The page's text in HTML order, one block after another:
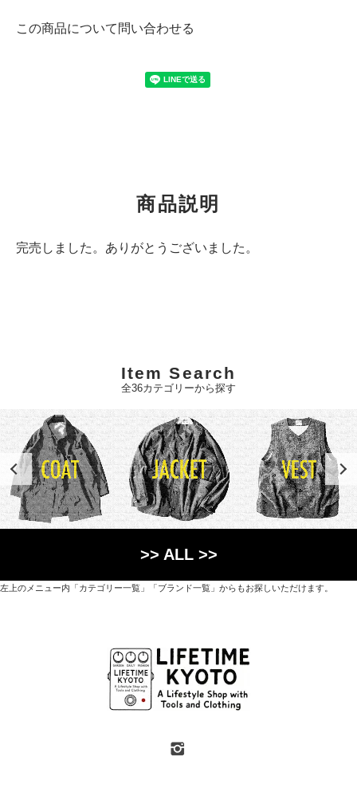
この商品について問い合わせる
商品説明
完売しました。ありがとうございました。
Item Search
全36カテゴリーから探す
>> ALL >>
左上のメニュー内「カテゴリー一覧」「ブランド一覧」からもお探しいただけます。
オリジナルを含むファッションアイテムが中心の
京都・紫野にあるライフスタイルショップです。
京都府京都市北区紫野上築山町21（1階と2階）
定休日 / 水・日曜